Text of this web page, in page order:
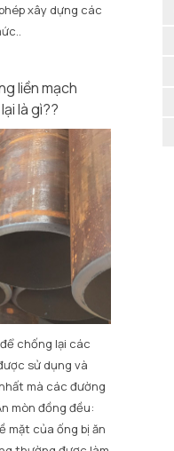
xây dựng các
liền mạch
là gì??
chống lại các
sử dụng và
mà các đường
mòn đồng đều:
mặt của ống bị ăn